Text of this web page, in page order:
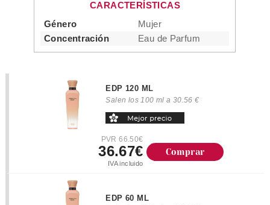
CARACTERÍSTICAS
Género
Mujer
Concentración
Eau de Parfum
EDP 120 ML
Salen los 100 ml a 30.56 €
PVR 66.50€
36.67€
IVA incluido
Comprar
EDP 60 ML